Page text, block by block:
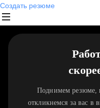
Создать резюме
Поднимем резюме,
откликнемся за вас